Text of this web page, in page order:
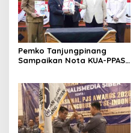
Pemko Tanjungpinang
Sampaikan Nota KUA-PPAS